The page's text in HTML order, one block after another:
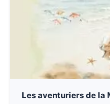
Les aventuriers de la